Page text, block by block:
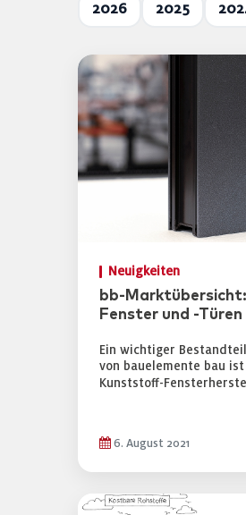
2026 2025
Neuigkeiten
bb-
Fenster und -Türen
Ein wichtiger
von bauelemente bau
Kunststoff-
6. August 2021